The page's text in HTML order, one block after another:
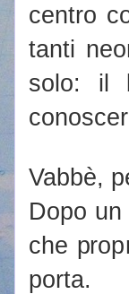
centro
tanti
solo: il
Vabbè,
Dopo
che
porta.